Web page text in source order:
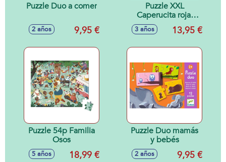
Puzzle Duo a comer
2 años 9,95 €
Puzzle XXL
Caperucita roja.
Combina dos
conceptos en uno,
para leer.
3 años 13,95 €
Puzzle 54p Familia
Osos
5 años 18,99 €
Puzzle Duo mamás
y bebés
2 años 9,95 €